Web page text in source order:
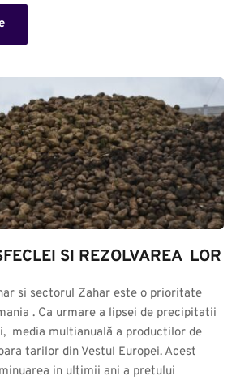
SI REZOLVAREA  LOR
si sectorul Zahar este o prioritate
. Ca urmare a lipsei de precipitatii
media multianuală a productilor de
tarilor din Vestul Europei. Acest
in ultimii ani a pretului